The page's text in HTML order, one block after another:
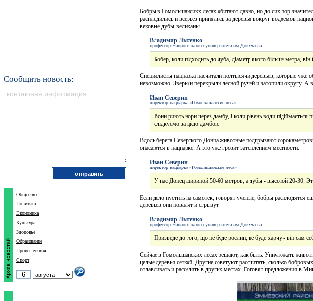
Бобры в Гомольшансикх лесах обитают давно, но до сих пор
расплодились и всерьез принялись за деревья вокруг водоемов
вековые дубы-великаны.
Владимир Лысенко
профессор Национального университета им.Докучаева
Бобер, коли підходить до дуба, діаметр якого більше метра,
Специалисты нацпарка насчитали полтысячи деревьев, которые уже
невозможно. Зверьки перекрыли лесной ручей и затопили округу.
Иван Северин
директор нацпарка «Гомольшанские леса»
Вони риють нори через дамбу, і коли рівень води
слідкуємо за цією дамбою
Вдоль берега Северского Донца животные подгрызают
опасаются в нацпарке. А это уже грозит затоплением местности.
Иван Северин
директор нацпарка «Гомольшанские леса»
У нас Донец шириной 50-60 метров, а дубы - высотой 20-30.
Если дело пустить на самотек, говорят ученые, бобры расплодятся
деревьев они повалят и сгрызут.
Владимир Лысенко
профессор Национального университета им.Докучаева
Призведе до того, що не буде рослин, не буде харчу - він сам
Сейчас в Гомольшанских лесах решают, как быть. Уничтожать
целые деревья сеткой. Другие советуют рассчитать, сколько
отлавливать и расселять в других местах. Готовят предложения в
Сообщить новость:
Общество
Политика
Экономика
Культура
Здоровье
Образование
Происшествия
Спорт